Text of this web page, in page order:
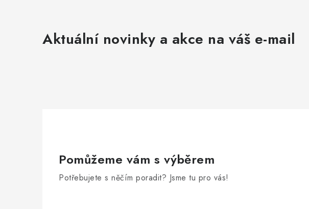
Aktuální novinky a akce na váš e-mail
Pomůžeme vám s výběrem
Potřebujete s něčím poradit? Jsme tu pro vás!